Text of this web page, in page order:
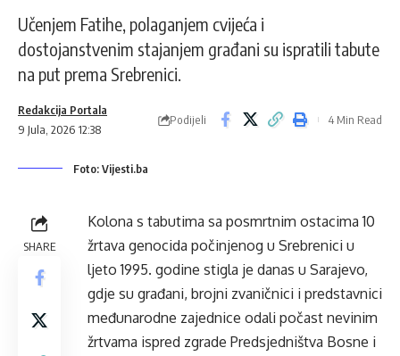
Učenjem Fatihe, polaganjem cvijeća i
dostojanstvenim stajanjem građani su ispratili tabute
na put prema Srebrenici.
9 Jula, 2026 12:38
Redakcija Portala
Podijeli 4 Min Read
Foto: Vijesti.ba
SHARE
Kolona s tabutima sa posmrtnim ostacima 10
žrtava genocida počinjenog u Srebrenici u
ljeto 1995. godine stigla je danas u Sarajevo,
gdje su građani, brojni zvaničnici i predstavnici
međunarodne zajednice odali počast nevinim
žrtvama ispred zgrade Predsjedništva Bosne i